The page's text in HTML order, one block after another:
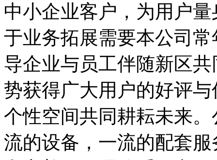
中小企业客户，为用户
于业务拓展需要本公司
导企业与员工伴随新区
势获得广大用户的好评
个性空间共同耕耘未来
流的设备，一流的配套